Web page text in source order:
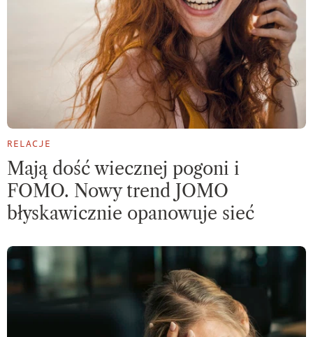
RELACJE
Mają dość wiecznej pogoni i
FOMO. Nowy trend JOMO
błyskawicznie opanowuje sieć